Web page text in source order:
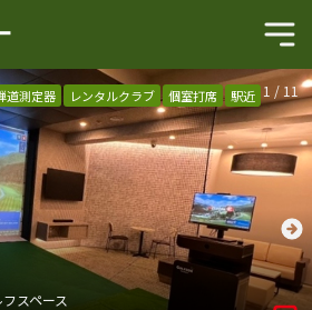
1 / 11
道測定器 レンタルクラブ 個室打席
駅近
スペース